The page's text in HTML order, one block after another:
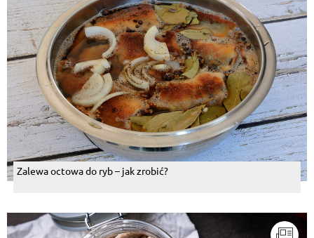
Zalewa octowa do ryb – jak zrobić?